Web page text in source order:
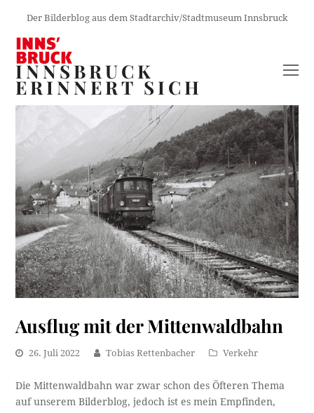
Der Bilderblog aus dem Stadtarchiv/Stadtmuseum Innsbruck
INNSBRUCK
ERINNERT SICH
Ausflug mit der Mittenwaldbahn
26. Juli 2022 Tobias Rettenbacher Verkehr
Die Mittenwaldbahn war zwar schon des Öfteren Thema
auf unserem Bilderblog, jedoch ist es mein Empfinden,